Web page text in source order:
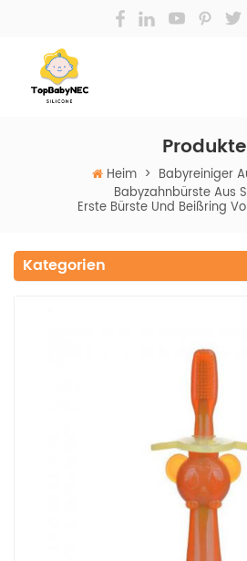
Produkte
Heim > Babyreiniger
Babyzahnbürste Aus
Erste Bürste Und Beißring
Kategorien